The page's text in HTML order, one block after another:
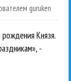
guruken
Князя.
-